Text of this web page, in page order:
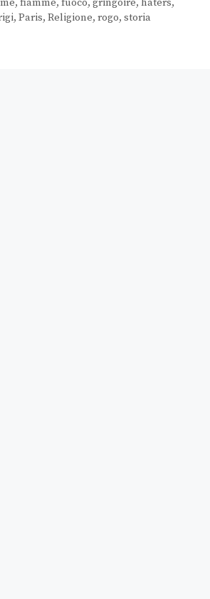
, fiamme, fuoco, gringoire, haters,
, Paris, Religione, rogo, storia